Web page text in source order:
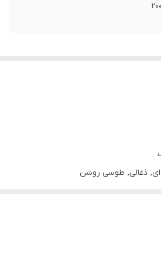
۲۰۰
ذغالی, طوسی روشن